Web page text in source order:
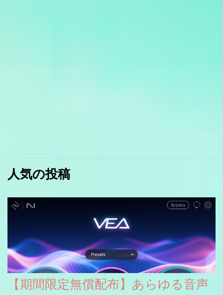
人気の投稿
【期間限定無償配布】あらゆる音声